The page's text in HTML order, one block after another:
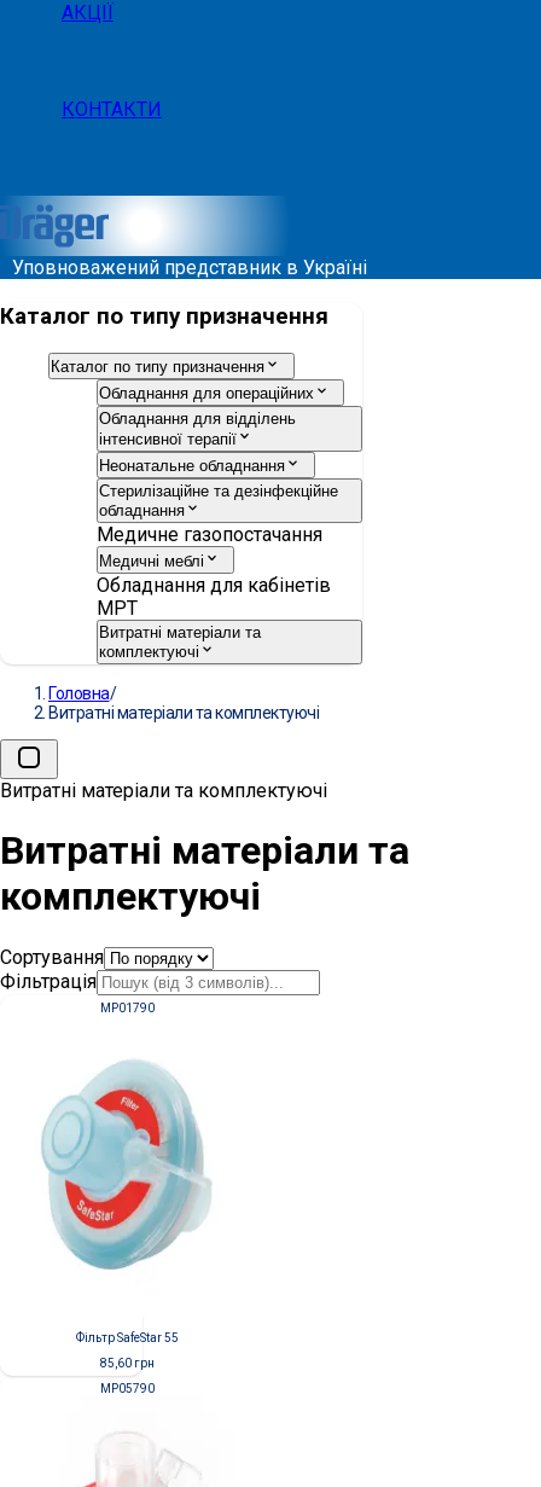
АКЦІЇ
КОНТАКТИ
Уповноважений представник в Україні
Каталог по типу призначення
Каталог по типу призначення
Обладнання для операційних
Обладнання для відділень
інтенсивної терапії
Неонатальне обладнання
Стерилізаційне та дезінфекційне
обладнання
Медичне газопостачання
Медичні меблі
Обладнання для кабінетів
МРТ
Витратні матеріали та
комплектуючі
Головна/
Витратні матеріали та комплектуючі
Витратні матеріали та комплектуючі
Витратні матеріали та
комплектуючі
Сортування
Фільтрація
MP01790
Фільтр SafeStar 55
85,60грн
MP05790